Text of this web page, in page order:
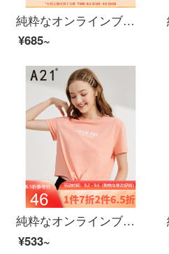
純粋なオンラインブランドA 21夏には、2020レディ・スーフファッション百合女上着を着用しています。ゆったりとした丸首が肩に落ちます。半袖の学生TシャッツF 42231058特白M
¥685~
純粋なオンラインブランドA 21夏には、2020レディスフを新着しています。ファッション百合女短款Tシャッツタートルネック学生服半袖シャツ青春F 42231063ピンクオレンジS
¥533~